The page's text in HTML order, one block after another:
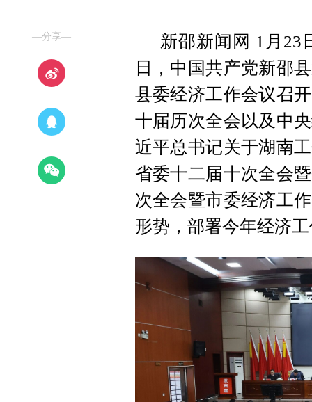
—分享—
新邵新闻网 1月23
日，中国共产党新邵
县委经济工作会议召
十届历次全会以及中
近平总书记关于湖南
省委十二届十次全会
次全会暨市委经济工
形势，部署今年经济